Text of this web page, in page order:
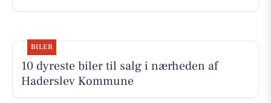
BILER
10 dyreste biler til salg i nærheden af
Haderslev Kommune